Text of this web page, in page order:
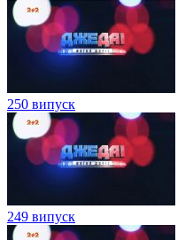
250 випуск
249 випуск